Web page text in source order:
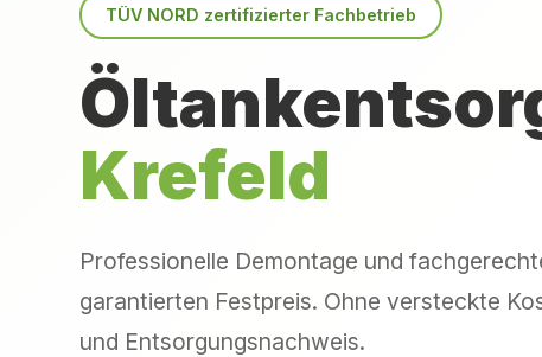
TÜV NORD zertifizierter Fachbetrieb
Krefeld
Professionelle Demontage und
garantierten Festpreis. Ohne versteckte
und Entsorgungsnachweis.